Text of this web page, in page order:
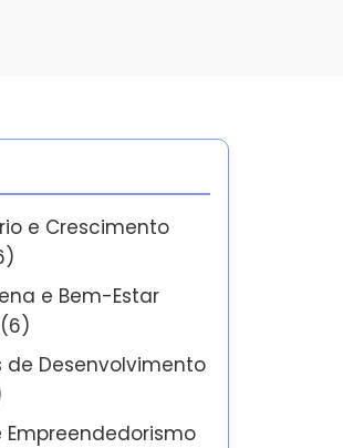
e Crescimento
e Bem-Estar
(6)
de Desenvolvimento
Empreendedorismo